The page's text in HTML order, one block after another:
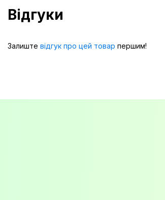
Відгуки
Залиште відгук про цей товар першим!